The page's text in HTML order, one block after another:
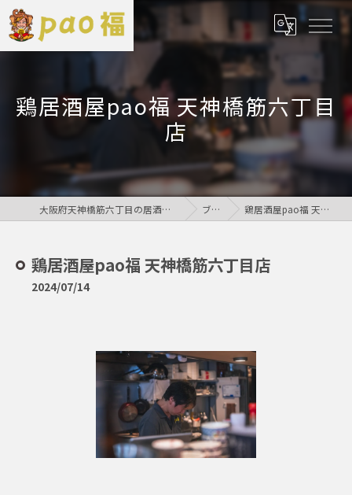
鶏居酒屋pao福 天神橋筋六丁目
店
大阪府天神橋筋六丁目の居酒屋なら鶏居酒屋pao福 ブログ 鶏居酒屋pao福 天神橋筋六丁目店
鶏居酒屋pao福 天神橋筋六丁目店
2024/07/14